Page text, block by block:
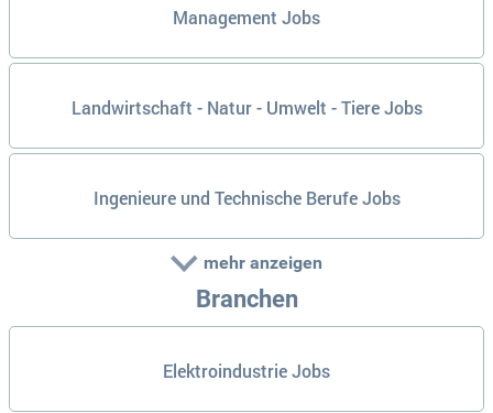
Management Jobs
Landwirtschaft - Natur - Umwelt - Tiere Jobs
Ingenieure und Technische Berufe Jobs
mehr anzeigen
Branchen
Elektroindustrie Jobs